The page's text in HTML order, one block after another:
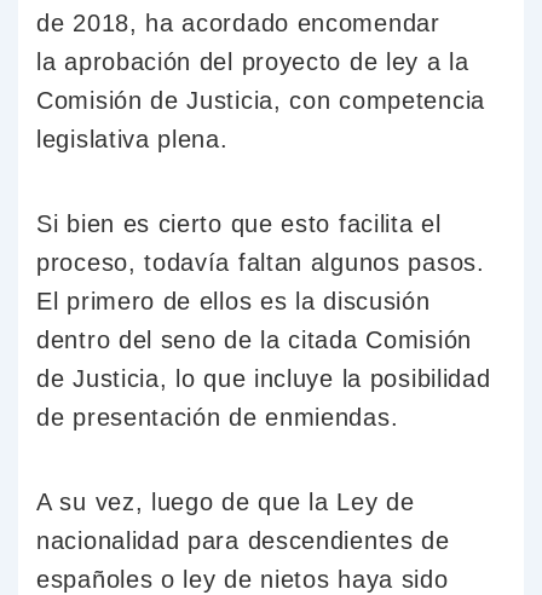
de 2018, ha acordado encomendar
la aprobación del proyecto de ley a la
Comisión de Justicia, con competencia
legislativa plena.
Si bien es cierto que esto facilita el
proceso, todavía faltan algunos pasos.
El primero de ellos es la discusión
dentro del seno de la citada Comisión
de Justicia, lo que incluye la posibilidad
de presentación de enmiendas.
A su vez, luego de que la Ley de
nacionalidad para descendientes de
españoles o ley de nietos haya sido